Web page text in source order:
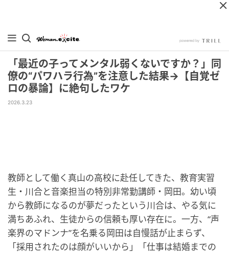
「最近の子ってメンタル弱くないですか？」同
僚の“パワハラ行為”を注意した結果→【自覚ゼ
ロの暴論】に絶句したワケ
2026.3.23
教師として働く真山の高校に赴任してきた、教育実習
生・川合と音楽担当の特別非常勤講師・岡田。幼い頃
から教師になるのが夢だったという川合は、やる気に
満ちあふれ、生徒からの信頼も厚い存在に。一方、“声
楽界のマドンナ”を名乗る岡田は自慢話が止まらず、
「採用されたのは顔がいいから」「仕事は結婚までの